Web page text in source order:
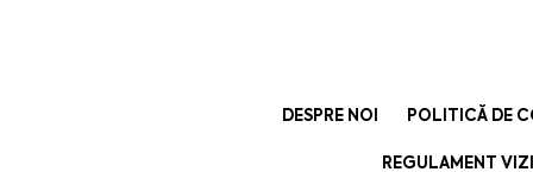
DESPRE NOI POLITICĂ DE
REGULAMENT